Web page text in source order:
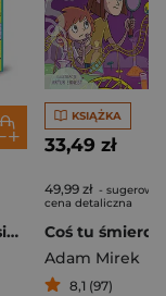
Glutologia. Jak się nie dać mikropaskudom, wstrętnym robalom i podstępnym chorobom. Wydanie superkolorowe [barwione brzegi]
KSIĄŻKA
33,49 zł
49,99 zł -
cena detaliczna
Adam Mirek
8,1 (97)